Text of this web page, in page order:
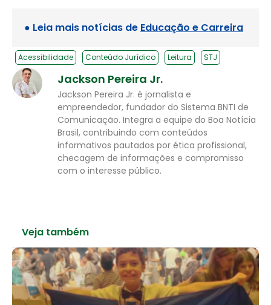
● Leia mais notícias de Educação e Carreira
Acessibilidade Conteúdo Jurídico Leitura STJ
Jackson Pereira Jr.
Jackson Pereira Jr. é jornalista e
empreendedor, fundador do Sistema BNTI de
Comunicação. Integra a equipe do Boa Notícia
Brasil, contribuindo com conteúdos
informativos pautados por ética profissional,
checagem de informações e compromisso
com o interesse público.
Veja também